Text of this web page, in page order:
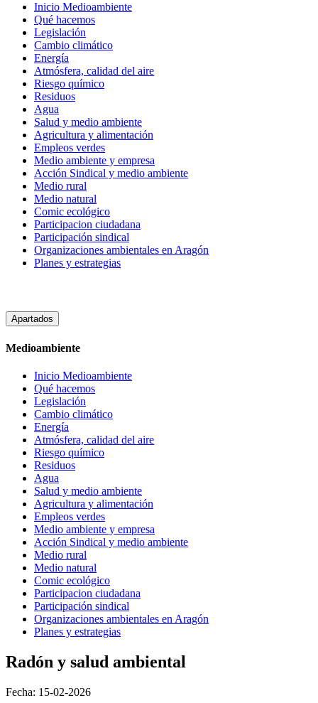
Inicio Medioambiente
Qué hacemos
Legislación
Cambio climático
Energía
Atmósfera, calidad del aire
Riesgo químico
Residuos
Agua
Salud y medio ambiente
Agricultura y alimentación
Empleos verdes
Medio ambiente y empresa
Acción Sindical y medio ambiente
Medio rural
Medio natural
Comic ecológico
Participacion ciudadana
Participación sindical
Organizaciones ambientales en Aragón
Planes y estrategias
Apartados
Medioambiente
Inicio Medioambiente
Qué hacemos
Legislación
Cambio climático
Energía
Atmósfera, calidad del aire
Riesgo químico
Residuos
Agua
Salud y medio ambiente
Agricultura y alimentación
Empleos verdes
Medio ambiente y empresa
Acción Sindical y medio ambiente
Medio rural
Medio natural
Comic ecológico
Participacion ciudadana
Participación sindical
Organizaciones ambientales en Aragón
Planes y estrategias
Radón y salud ambiental
Fecha: 15-02-2026